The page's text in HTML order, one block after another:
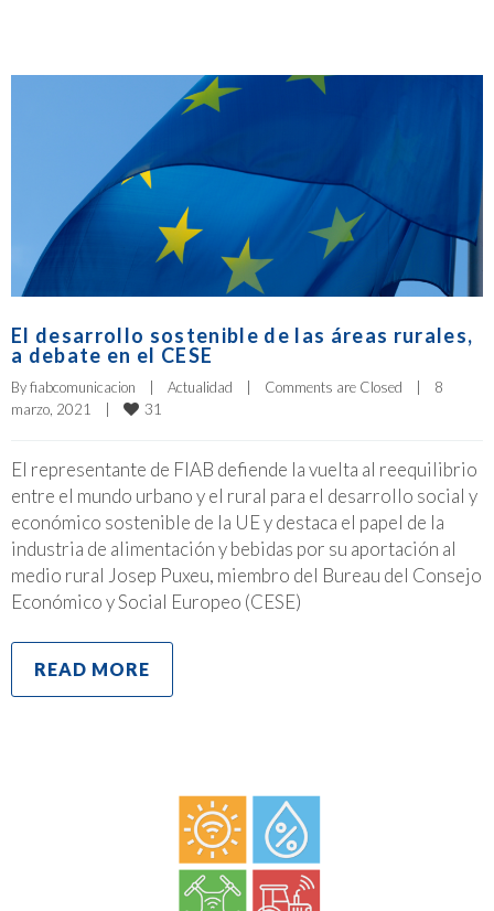
El desarrollo sostenible de las áreas rurales,
a debate en el CESE
By fiabcomunicacion Actualidad Comments are Closed
8
marzo, 2021
31
El representante de FIAB defiende la vuelta al reequilibrio
entre el mundo urbano y el rural para el desarrollo social y
económico sostenible de la UE y destaca el papel de la
industria de alimentación y bebidas por su aportación al
medio rural Josep Puxeu, miembro del Bureau del Consejo
Económico y Social Europeo (CESE)
READ MORE